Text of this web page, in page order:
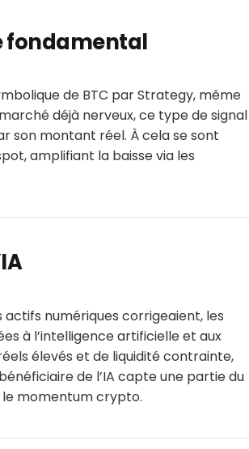
fondamental
de BTC par Strategy, même
déjà nerveux, ce type de signal
son montant réel. À cela se sont
amplifiant la baisse via les
actifs numériques corrigeaient, les
à l’intelligence artificielle et aux
élevés et de liquidité contrainte,
de l’IA capte une partie du
le momentum crypto.